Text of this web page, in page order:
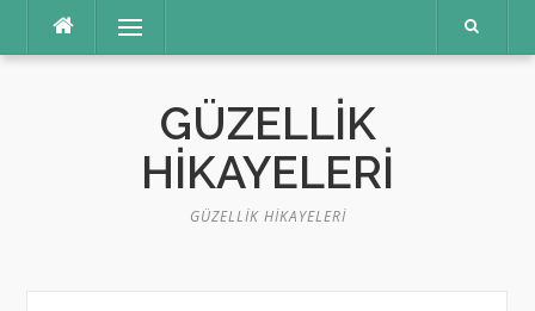
Menü
GÜZELLIK
HIKAYELERI
GÜZELLIK HIKAYELERI